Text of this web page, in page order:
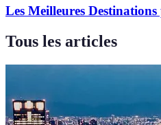
Les Meilleures
Tous les articles